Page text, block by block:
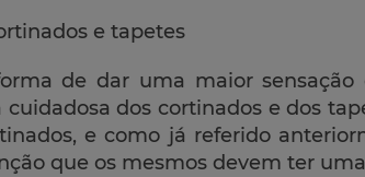
e tapetes
de dar uma maior
cuidadosa dos cortinados e dos
e como já referido
que os mesmos devem ter